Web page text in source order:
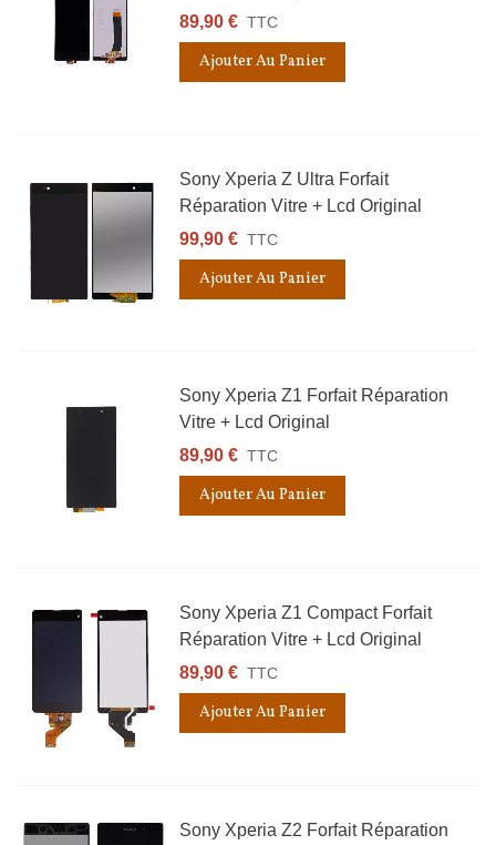
89,90 € TTC
Ajouter Au Panier
Sony Xperia Z Ultra Forfait
Réparation Vitre + Lcd Original
99,90 € TTC
Ajouter Au Panier
Sony Xperia Z1 Forfait Réparation
Vitre + Lcd Original
89,90 € TTC
Ajouter Au Panier
Sony Xperia Z1 Compact Forfait
Réparation Vitre + Lcd Original
89,90 € TTC
Ajouter Au Panier
Sony Xperia Z2 Forfait Réparation